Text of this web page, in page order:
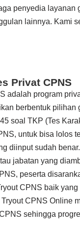
penyedia
lainnya. Kami
Privat CPNS
adalah program
berbentuk pilihan
soal TKP (Tes
untuk bisa lolos
diinput sudah
jabatan yang
peserta
CPNS baik
CPNS Online
sehingga